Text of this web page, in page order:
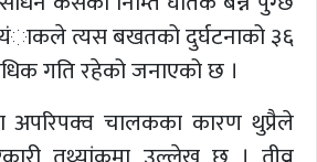
त्यस बखतको दुर्घटनाको ३६
गति रहेको जनाएको छ ।
अपरिपक्व चालकका कारण थुप्रैले